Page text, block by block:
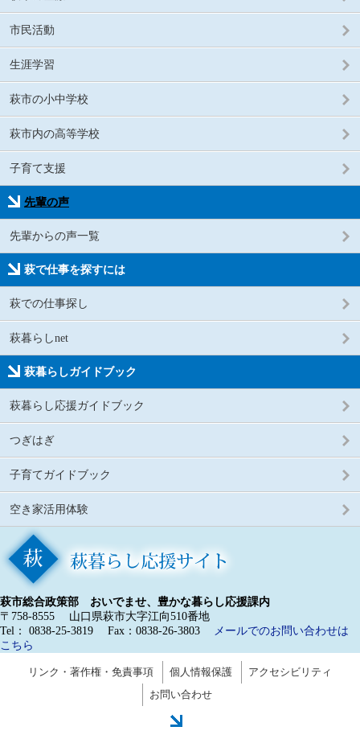
市民活動
生涯学習
萩市の小中学校
萩市内の高等学校
子育て支援
先輩の声
先輩からの声一覧
萩で仕事を探すには
萩での仕事探し
萩暮らしnet
萩暮らしガイドブック
萩暮らし応援ガイドブック
つぎはぎ
子育てガイドブック
空き家活用体験
萩市総合政策部 おいでませ、豊かな暮らし応援課内
〒758-8555
山口県萩市大字江向510番地
Tel： 0838-25-3819
Fax：0838-26-3803
メールでのお問い合わせは
こちら
リンク・著作権・免責事項 個人情報保護
アクセシビリティ
お問い合わせ